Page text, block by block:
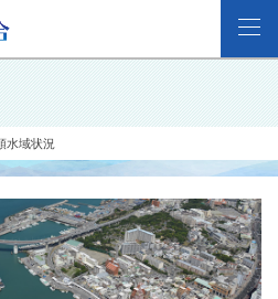
水域状況